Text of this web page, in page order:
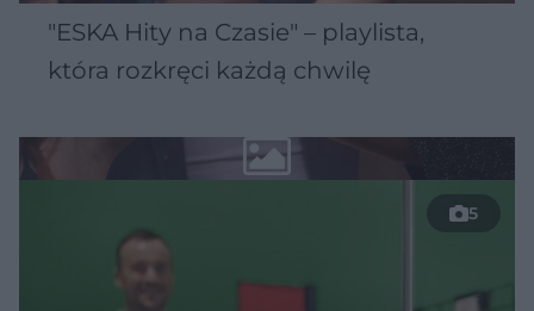
"ESKA Hity na Czasie" – playlista,
która rozkręci każdą chwilę
5